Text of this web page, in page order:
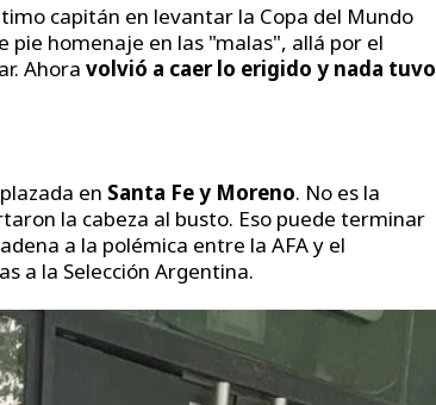
capitán en levantar la Copa del Mundo
pie homenaje en las "malas", allá por el
Ahora volvió a caer lo erigido y nada tuvo
en Santa Fe y Moreno. No es la
la cabeza al busto. Eso puede terminar
a la polémica entre la AFA y el
a la Selección Argentina.